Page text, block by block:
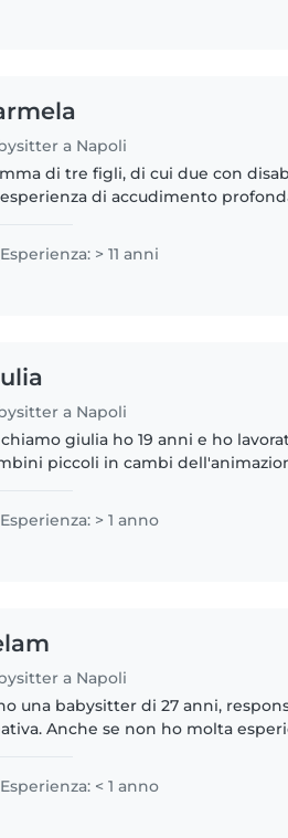
a Napoli
di tre figli, di cui due con
di accudimento
complessi..
Esperienza: > 11 anni
a Napoli
giulia ho 19 anni e ho
piccoli in cambi
Aspetto..
Esperienza: > 1 anno
a Napoli
una babysitter di 27 anni,
Anche se non ho molta
piccoli...
Esperienza: < 1 anno